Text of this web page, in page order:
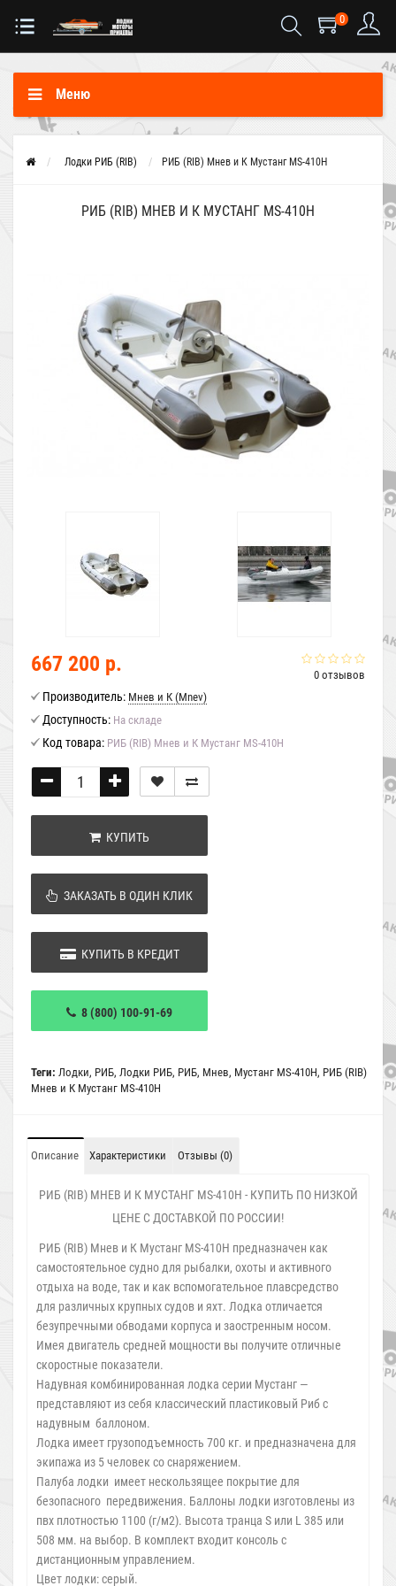
0
Меню
Лодки РИБ (RIB) РИБ (RIB) Мнев и К Мустанг MS-410H
РИБ (RIB) МНЕВ И К МУСТАНГ MS-410H
0 отзывов
667 200 р.
Производитель: Мнев и К (Mnev)
Доступность: На складе
Код товара: РИБ (RIB) Мнев и К Мустанг MS-410H
КУПИТЬ
ЗАКАЗАТЬ В ОДИН КЛИК
КУПИТЬ В КРЕДИТ
8 (800) 100-91-69
Теги: Лодки, РИБ, Лодки РИБ, РИБ, Мнев, Мустанг MS-410H, РИБ (RIB)
Мнев и К Мустанг MS-410H
Описание Характеристики Отзывы (0)
РИБ (RIB) МНЕВ И К МУСТАНГ MS-410H - КУПИТЬ ПО НИЗКОЙ
ЦЕНЕ С ДОСТАВКОЙ ПО РОССИИ!
РИБ (RIB) Мнев и К Мустанг MS-410H предназначен как
самостоятельное судно для рыбалки, охоты и активного
отдыха на воде, так и как вспомогательное плавсредство
для различных крупных судов и яхт. Лодка отличается
безупречными обводами корпуса и заостренным носом.
Имея двигатель средней мощности вы получите отличные
скоростные показатели.
Надувная комбинированная лодка серии Мустанг —
представляют из себя классический пластиковый Риб с
надувным баллоном.
Лодка имеет грузоподъемность 700 кг. и предназначена для
экипажа из 5 человек со снаряжением.
Палуба лодки имеет нескользящее покрытие для
безопасного передвижения. Баллоны лодки изготовлены из
пвх плотностью 1100 (г/м2). Высота транца S или L 385 или
508 мм. на выбор. В комплект входит консоль с
дистанционным управлением.
Цвет лодки: серый.